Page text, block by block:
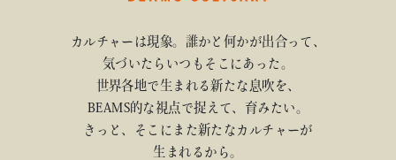
カルチャーは現象。誰かと何かが出合って、
気づいたらいつもそこにあった。
世界各地で生まれる新たな息吹を、
BEAMS的な視点で捉えて、育みたい。
きっと、そこにまた新たなカルチャーが
生まれるから。